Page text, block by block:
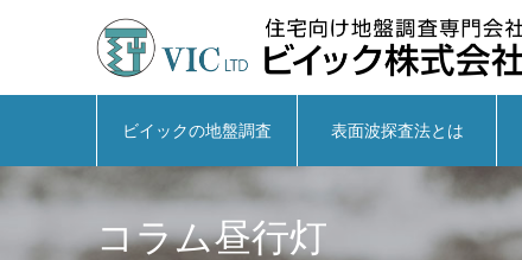
ビイックの地盤調査 表面波探査法とは
コラム昼行灯